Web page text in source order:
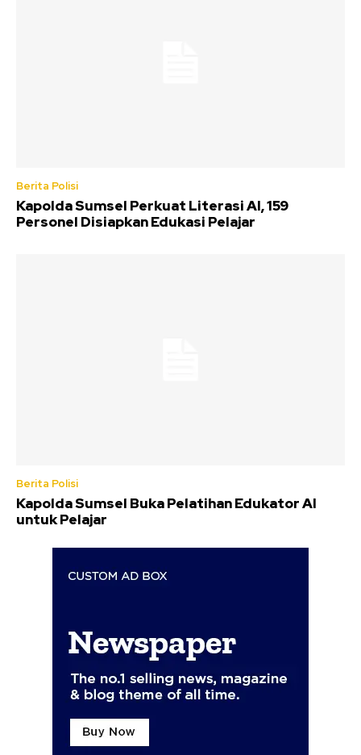
Berita Polisi
Kapolda Sumsel Perkuat Literasi AI, 159
Personel Disiapkan Edukasi Pelajar
Berita Polisi
Kapolda Sumsel Buka Pelatihan Edukator AI
untuk Pelajar